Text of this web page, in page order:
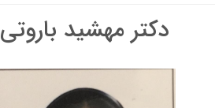
دکتر مهشید باروتی